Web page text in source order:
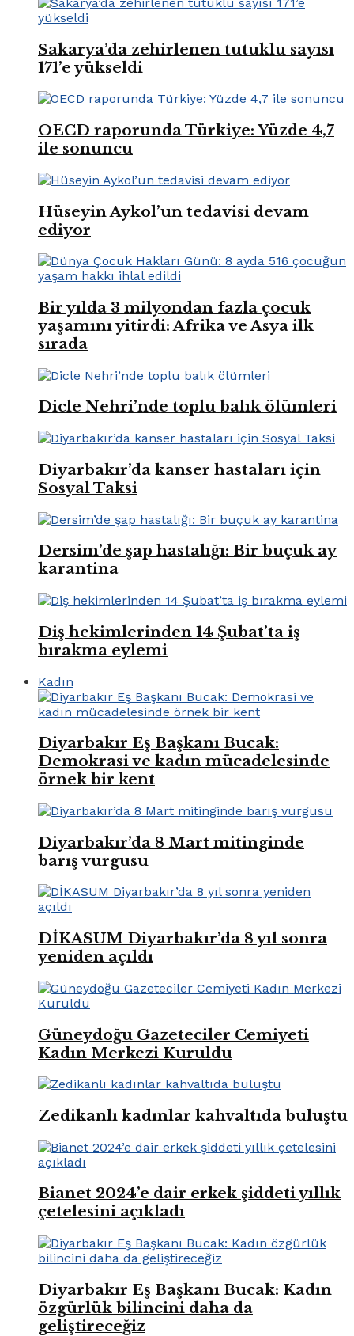
Sakarya’da zehirlenen tutuklu sayısı
171’e yükseldi
OECD raporunda Türkiye: Yüzde 4,7
ile sonuncu
Hüseyin Aykol’un tedavisi devam
ediyor
Bir yılda 3 milyondan fazla çocuk
yaşamını yitirdi: Afrika ve Asya ilk
sırada
Dicle Nehri’nde toplu balık ölümleri
Diyarbakır’da kanser hastaları için
Sosyal Taksi
Dersim’de şap hastalığı: Bir buçuk ay
karantina
Diş hekimlerinden 14 Şubat’ta iş
bırakma eylemi
Kadın
Diyarbakır Eş Başkanı Bucak:
Demokrasi ve kadın mücadelesinde
örnek bir kent
Diyarbakır’da 8 Mart mitinginde
barış vurgusu
DİKASUM Diyarbakır’da 8 yıl sonra
yeniden açıldı
Güneydoğu Gazeteciler Cemiyeti
Kadın Merkezi Kuruldu
Zedikanlı kadınlar kahvaltıda buluştu
Bianet 2024’e dair erkek şiddeti yıllık
çetelesini açıkladı
Diyarbakır Eş Başkanı Bucak: Kadın
özgürlük bilincini daha da
geliştireceğiz